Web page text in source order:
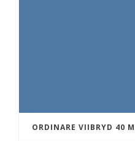
ORDINARE VIIBRYD 40